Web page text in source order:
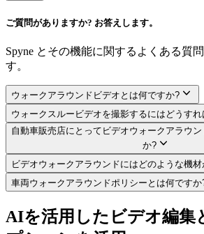
ご質問がありますか? お答えします。
Spyne とその機能に関するよくある質
す。
ウォークアラウンドビデオとは何ですか?
ウォークスルービデオを撮影するにはどうす
自動車販売店にとってビデオウォークアラウ
か?
ビデオウォークアラウンドにはどのような機
車両ウォークアラウンドポリシーとは何ですか
AIを活用したビデオ編集